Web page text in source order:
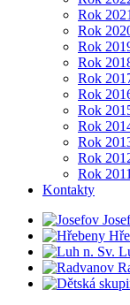
Rok 2021
Rok
Rok
Rok
Rok
Rok
Rok
Rok
Rok
Rok
Rok
Kontakty